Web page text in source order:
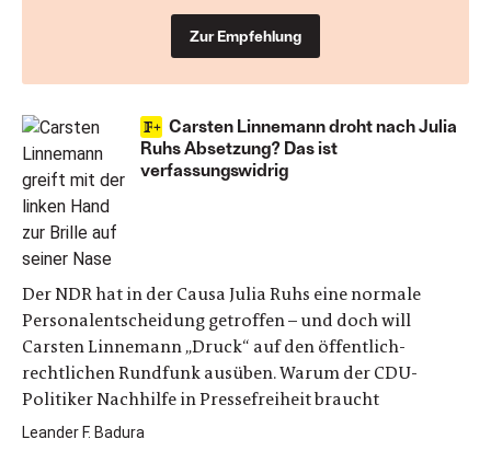
Carsten Linnemann droht nach Julia
Ruhs Absetzung? Das ist
verfassungswidrig
Der NDR hat in der Causa Julia Ruhs eine normale
Personalentscheidung getroffen – und doch will
Carsten Linnemann „Druck“ auf den öffentlich-
rechtlichen Rundfunk ausüben. Warum der CDU-
Politiker Nachhilfe in Pressefreiheit braucht
Leander F. Badura
Zur Empfehlung